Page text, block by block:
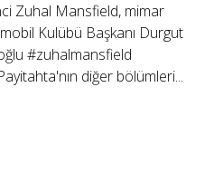
Zuhal Mansfield, mimar
Kulübü Başkanı Durgut
#zuhalmansfield
diğer bölümleri...